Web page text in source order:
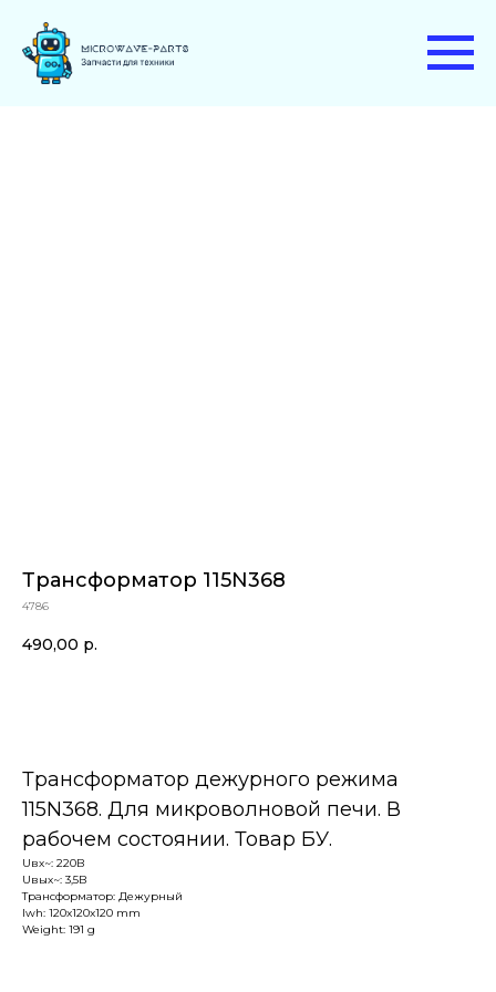
Трансформатор 115N368
4786
490,00 р.
Трансформатор дежурного режима
115N368. Для микроволновой печи. В
рабочем состоянии. Товар БУ.
Uвх~: 220В
Uвых~: 3,5В
Трансформатор: Дежурный
lwh: 120x120x120 mm
Weight: 191 g